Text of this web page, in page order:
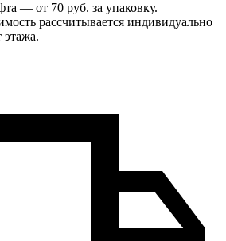
— от 70 руб. за упаковку.
рассчитывается индивидуально
этажа.